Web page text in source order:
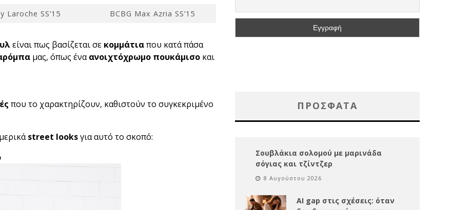
Laroche SS’15 BCBG Max Azria SS’15
είναι πως βασίζεται σε κομμάτιαπου κατά πάσα
μας, όπως έναανοιχτόχρωμο πουκάμισο και
που το χαρακτηρίζουν, καθιστούν το συγκεκριμένο
street looksγια αυτό το σκοπό:
ΠΡΌΣΦΑΤΑ
Σουβλάκια σολομού με μαρινάδα
σόγιας και τζίντζερ
8 Αυγούστου 2026
AI gap στις σχέσεις: όταν